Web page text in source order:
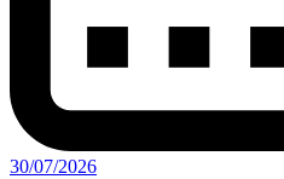
30/07/2026